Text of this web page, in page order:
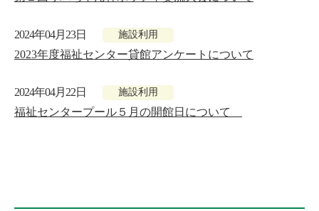
2024年04月23日 施設利用
2023年度福祉センター貸館アンケートについて
2024年04月22日 施設利用
福祉センタープール５月の開館日について